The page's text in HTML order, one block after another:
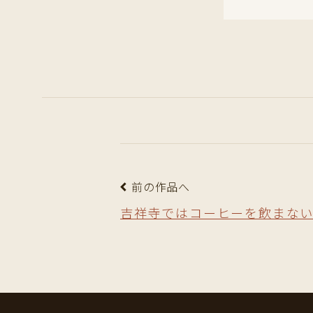
前の作品へ
吉祥寺ではコーヒーを飲まな